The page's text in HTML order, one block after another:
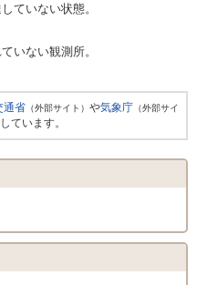
ていない状態。
いない観測所。
通省 （外部サイト） や気象庁 （外部サイ
ています。